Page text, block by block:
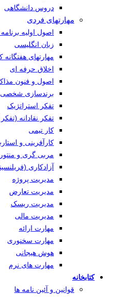
دروس دانشگاهی
مهارتهای فردی
اصول اولیه
زبان انگلیسی
مهارتهای هفتگانه
اخلاق حرفه ای
اصول و فنون
برندسازی شخصی
تفکر استراتژیک
تفکر نقادانه
کار تیمی
کارآفرینی و
مربی گری و
آزادکاری
مدیریت پروژه
مدیریت تعارض
مدیریت ریسک
مدیریت مالی
مهارت ارائه
مهارت سخنوری
هوش هیجانی
مهارت های نرم
کتابخانه
قوانین و آئین نامه ها